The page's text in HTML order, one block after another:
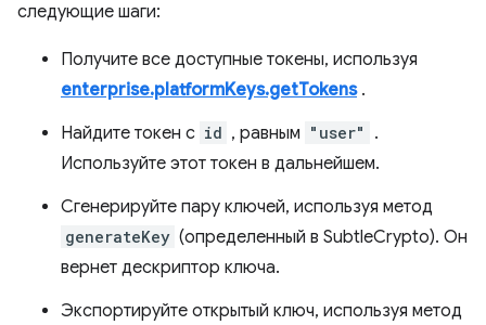
следующие шаги:
Получите все доступные токены, используя
enterprise.platformKeys.getTokens.
Найдите токен с id , равным "user"
.
Используйте этот токен в дальнейшем.
Сгенерируйте пару ключей, используя метод
generateKey (определенный в SubtleCrypto). Он
вернет дескриптор ключа.
Экспортируйте открытый ключ, используя метод